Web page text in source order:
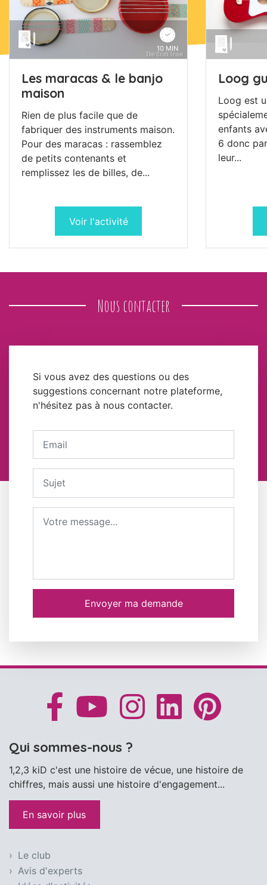
10 MIN
Les maracas & le banjo
maison
Rien de plus facile que de
fabriquer des instruments maison.
Pour des maracas : rassemblez
de petits contenants et
remplissez les de billes, de...
Voir l'activité
Loog
Loog est
enfants
6 donc
leur...
Nous contacter
Si vous avez des questions ou des
suggestions concernant notre plateforme,
n'hésitez pas à nous contacter.
Envoyer ma demande
Qui sommes-nous ?
1,2,3 kiD c'est une histoire de vécue, une histoire de
chiffres, mais aussi une histoire d'engagement...
En savoir plus
Le club
Avis d'experts